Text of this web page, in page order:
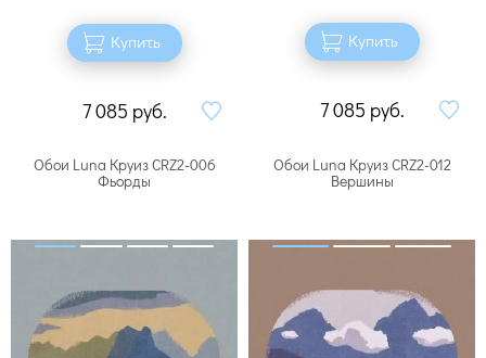
Купить
7 085 руб.
Купить
7 085 руб.
Обои Luna Круиз CRZ2-006
Фьорды
Обои Luna Круиз CRZ2-012
Вершины